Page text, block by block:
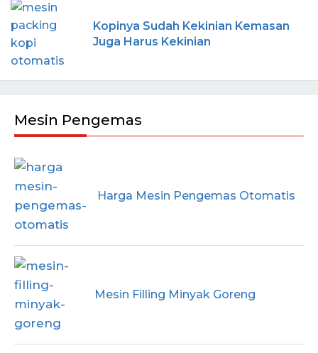
Kopinya Sudah Kekinian Kemasan
Juga Harus Kekinian
Mesin Pengemas
Harga Mesin Pengemas Otomatis
Mesin Filling Minyak Goreng